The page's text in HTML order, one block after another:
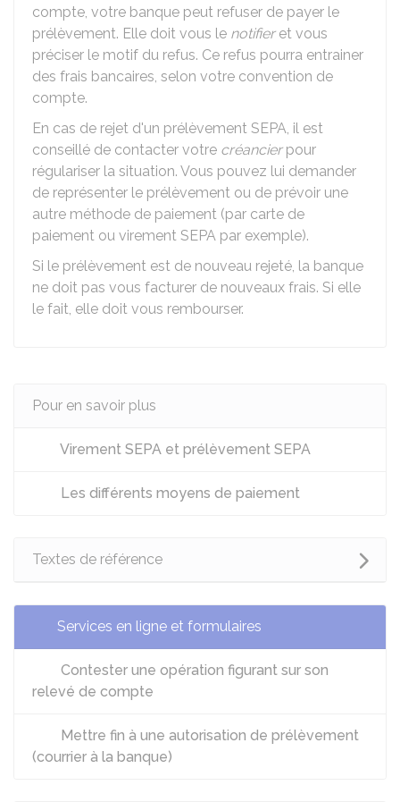
compte, votre banque peut refuser de payer le
prélèvement. Elle doit vous le notifieret vous
préciser le motif du refus. Ce refus pourra entrainer
des frais bancaires, selon votre convention de
compte.
En cas de rejet d'un prélèvement SEPA, il est
conseillé de contacter votre créancierpour
régulariser la situation. Vous pouvez lui demander
de représenter le prélèvement ou de prévoir une
autre méthode de paiement (par carte de
paiement ou virement SEPA par exemple).
Si le prélèvement est de nouveau rejeté, la banque
ne doit pas vous facturer de nouveaux frais. Si elle
le fait, elle doit vous rembourser.
Pour en savoir plus
Virement SEPA et prélèvement SEPA
Les différents moyens de paiement
Textes de référence
Services en ligne et formulaires
Contester une opération figurant sur son
relevé de compte
Mettre fin à une autorisation de prélèvement
(courrier à la banque)